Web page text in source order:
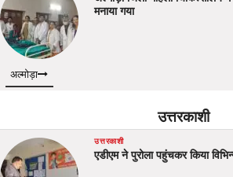
मनाया गया
अल्मोड़ा
उत्तरकाशी
उत्तरकाशी
एडीएम ने पुरोला पहुंचकर किया